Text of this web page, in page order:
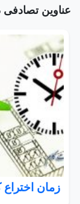
عناوین تصادفی
زمان اختراع